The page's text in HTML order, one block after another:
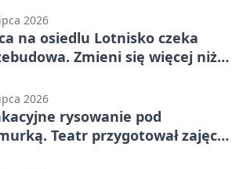
2026
na osiedlu Lotnisko czeka
Zmieni się więcej niż
2026
rysowanie pod
Teatr przygotował zajęcia